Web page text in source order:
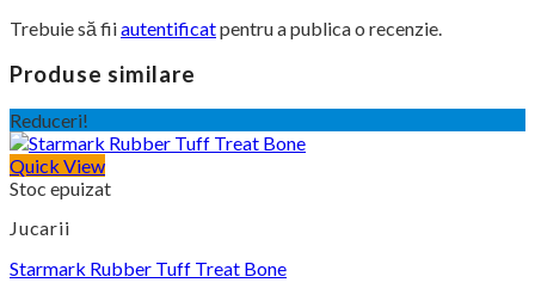
Trebuie să fiiautentificatpentru a publica o recenzie.
Produse similare
Reduceri!
Quick View
Stoc epuizat
Jucarii
Starmark Rubber Tuff Treat Bone